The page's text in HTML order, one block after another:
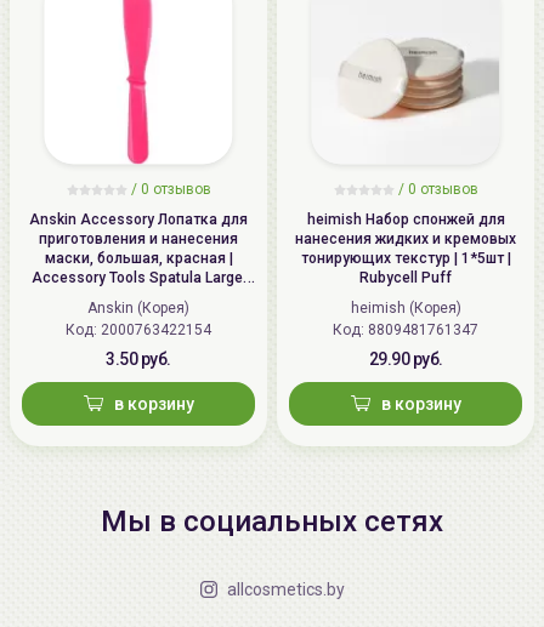
/ 0 отзывов
Anskin Accessory Лопатка для
приготовления и нанесения
маски, большая, красная |
Accessory Tools Spatula Large,
Red
Anskin (Корея)
Код: 2000763422154
3.50 руб.
в корзину
/ 0 отзывов
heimish Набор спонжей для
нанесения жидких и кремовых
тонирующих текстур | 1*5шт |
Rubycell Puff
heimish (Корея)
Код: 8809481761347
29.90 руб.
в корзину
Мы в социальных сетях
allcosmetics.by